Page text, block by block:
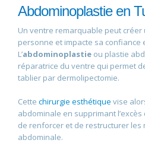
Abdominoplastie en
Un ventre remarquable peut
personne et impacte sa confiance
L’abdominoplastie ou plastie
réparatrice du ventre qui permet
tablier par dermolipectomie.
Cette chirurgie esthétique vise
abdominale en supprimant
de renforcer et de restructurer les
abdominale.